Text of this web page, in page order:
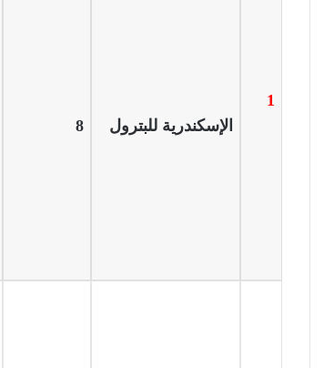
1
الإسكندرية للبترول
8